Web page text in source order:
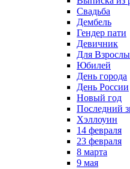
Свадьба
Дембель
Гендер пати
Девичник
Для
Юбилей
День города
День России
Новый год
Последний
Хэллоуин
14 февраля
23 февраля
8 марта
9 мая